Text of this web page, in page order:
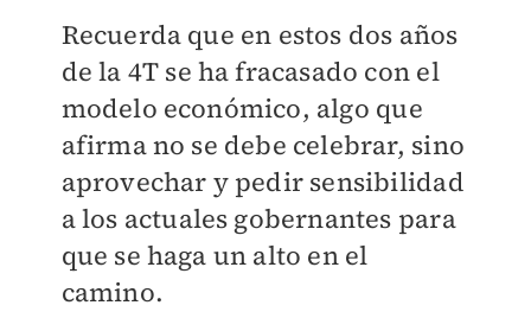
Recuerda que en estos dos años
de la 4T se ha fracasado con el
modelo económico, algo que
afirma no se debe celebrar, sino
aprovechar y pedir sensibilidad
a los actuales gobernantes para
que se haga un alto en el
camino.